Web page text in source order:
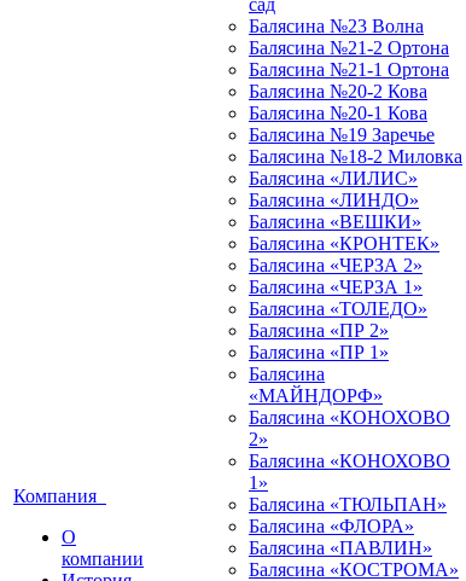
Компания
О
компании
сад
Балясина №23 Волна
Балясина №21-2 Ортона
Балясина №21-1 Ортона
Балясина №20-2 Кова
Балясина №20-1 Кова
Балясина №19 Заречье
Балясина №18-2 Миловка
Балясина «ЛИЛИС»
Балясина «ЛИНДО»
Балясина «ВЕШКИ»
Балясина «КРОНТЕК»
Балясина «ЧЕРЗА 2»
Балясина «ЧЕРЗА 1»
Балясина «ТОЛЕДО»
Балясина «ПР 2»
Балясина «ПР 1»
Балясина
«МАЙНДОРФ»
Балясина «КОНОХОВО
2»
Балясина «КОНОХОВО
1»
Балясина «ТЮЛЬПАН»
Балясина «ФЛОРА»
Балясина «ПАВЛИН»
Балясина «КОСТРОМА»